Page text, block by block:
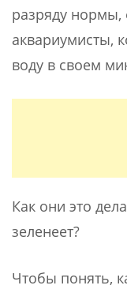
разряду
аквариумисты,
воду в своем
Как они это
зеленеет?
Чтобы понять,